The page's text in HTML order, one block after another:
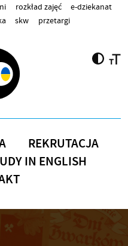
rozkład zajęć
e-dziekanat
skw
przetargi
REKRUTACJA
IN ENGLISH